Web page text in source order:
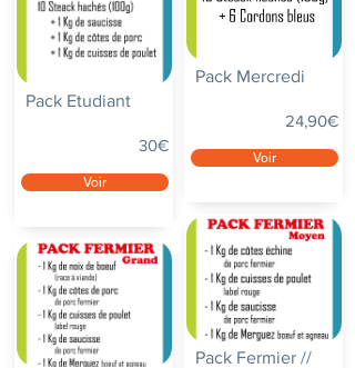
Pack Etudiant
30€
Voir
Pack Mercredi
24,90€
Voir
Pack Fermier //